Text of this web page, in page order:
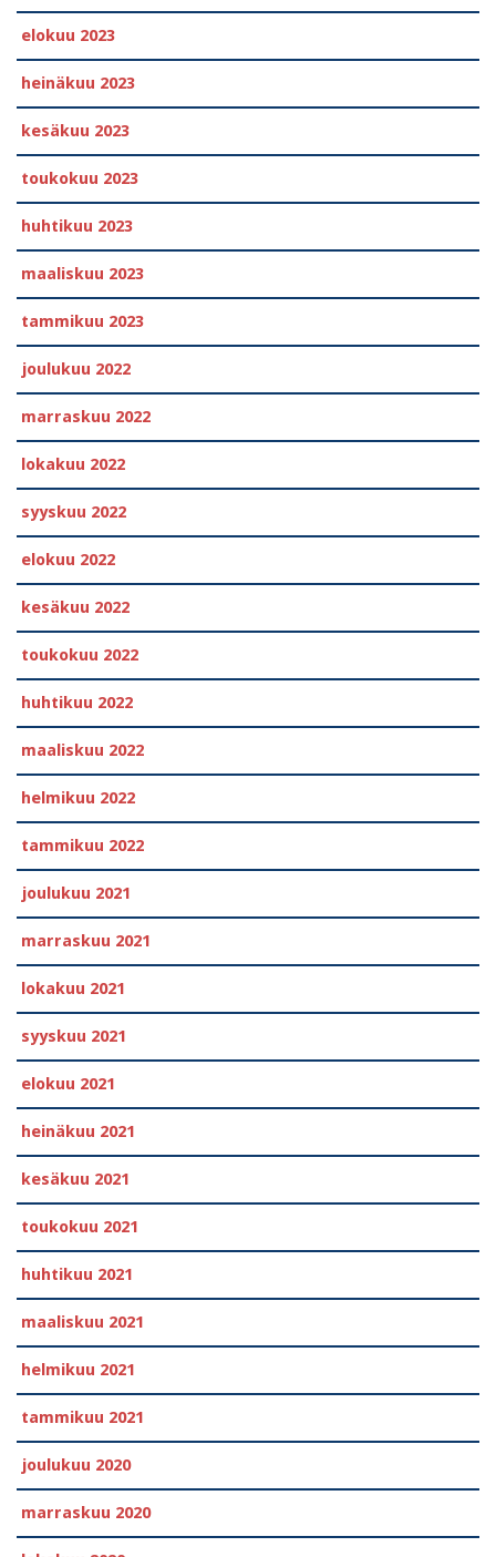
elokuu 2023
heinäkuu 2023
kesäkuu 2023
toukokuu 2023
huhtikuu 2023
maaliskuu 2023
tammikuu 2023
joulukuu 2022
marraskuu 2022
lokakuu 2022
syyskuu 2022
elokuu 2022
kesäkuu 2022
toukokuu 2022
huhtikuu 2022
maaliskuu 2022
helmikuu 2022
tammikuu 2022
joulukuu 2021
marraskuu 2021
lokakuu 2021
syyskuu 2021
elokuu 2021
heinäkuu 2021
kesäkuu 2021
toukokuu 2021
huhtikuu 2021
maaliskuu 2021
helmikuu 2021
tammikuu 2021
joulukuu 2020
marraskuu 2020